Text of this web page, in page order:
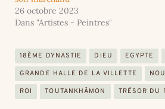
26 octobre 2023
Dans "Artistes - Peintres"
18ÈME DYNASTIE DIEU EGYPTE
GRANDE HALLE DE LA VILLETTE
ROI TOUTANKHÂMON TRÉSOR DU